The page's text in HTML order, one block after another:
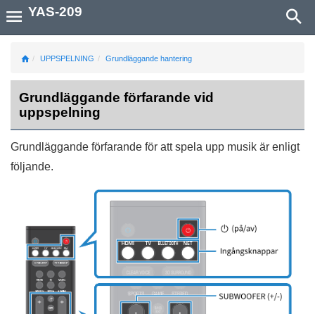
UPPSPELNING Grundläggande hantering
Grundläggande förfarande vid
uppspelning
Grundläggande förfarande för att spela upp musik är enligt
följande.
YAS-209